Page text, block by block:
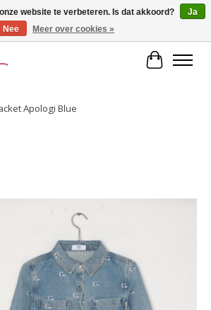
Apologi Blue
website te verbeteren. Is dat akkoord?
Ja
Nee
Meer over cookies »